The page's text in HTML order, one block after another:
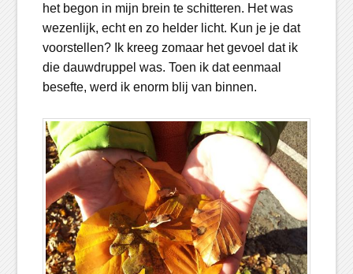
het begon in mijn brein te schitteren. Het was
wezenlijk, echt en zo helder licht. Kun je je dat
voorstellen? Ik kreeg zomaar het gevoel dat ik
die dauwdruppel was. Toen ik dat eenmaal
besefte, werd ik enorm blij van binnen.